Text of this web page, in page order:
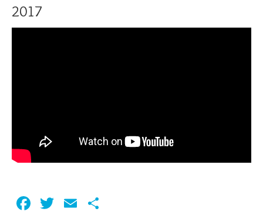
2017
Facebook
TwitterEmail